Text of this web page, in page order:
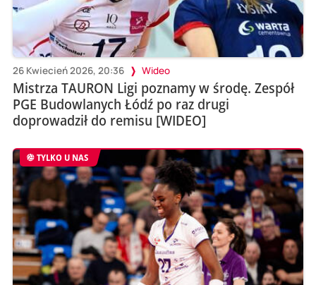
26 Kwiecień 2026, 20:36 Wideo
Mistrza TAURON Ligi poznamy w środę. Zespół
PGE Budowlanych Łódź po raz drugi
doprowadził do remisu [WIDEO]
TYLKO U NAS